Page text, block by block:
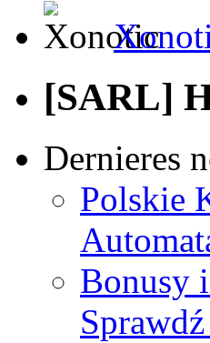
[SARL]
Dernieres
Polskie
Bonusy